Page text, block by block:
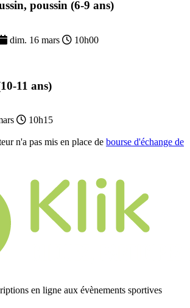
poussin (6-9 ans)
dim. 16 mars
10h00
11 ans)
10h15
n'a pas mis en place de bourse d'échange de
en ligne aux évènements sportives